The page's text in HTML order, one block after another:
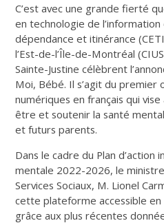
C’est avec une grande fierté
en technologie de
dépendance et itinérance
l’Est-de-l’Île-de-Montréal
Sainte-Justine célèbrent
Moi, Bébé. Il s’agit du premier
numériques en français qui
être et soutenir la santé
et futurs parents.
Dans le cadre du Plan d’action
mentale 2022-2026, le
Services Sociaux, M. Lionel
cette plateforme accessible
grâce aux plus récentes